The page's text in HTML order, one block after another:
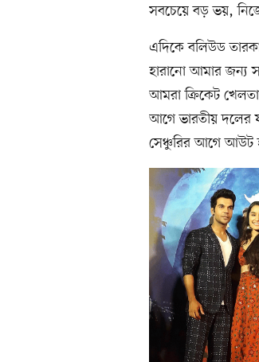
সবচেয়ে বড় ভয়,
এদিকে বলিউড
হারানো আমার জন্য
আমরা ক্রিকেট
আগে ভারতীয় দলের
সেঞ্চুরির আগে আউট